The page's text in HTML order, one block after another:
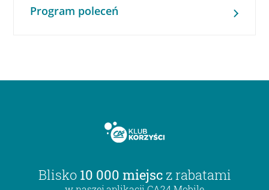
Program poleceń
Blisko 10 000 miejsc z rabatami